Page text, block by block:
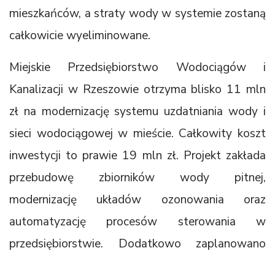
mieszkańców, a straty wody w systemie zostaną
całkowicie wyeliminowane.
Miejskie Przedsiębiorstwo Wodociągów i
Kanalizacji w Rzeszowie otrzyma blisko 11 mln
zł na modernizację systemu uzdatniania wody i
sieci wodociągowej w mieście. Całkowity koszt
inwestycji to prawie 19 mln zł. Projekt zakłada
przebudowę zbiorników wody pitnej,
modernizację układów ozonowania oraz
automatyzację procesów sterowania w
przedsiębiorstwie. Dodatkowo zaplanowano